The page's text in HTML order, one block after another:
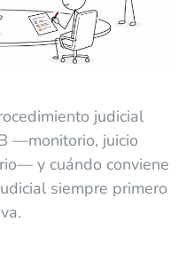
judicial
—monitorio, juicio
y cuándo conviene
siempre primero